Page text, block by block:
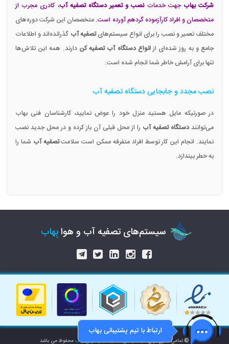
شرکت بهاب جهت خدماتنصب و تعمیر دستگاه تصفیه آب، کادری مجرب از
متخصصان و افراد کارآزموده گردهم آورده است.متخصصان این شرکت دوره‌های
مختلف تعمیر و نصب را برای انواع سیستم‌هایتصفیه آب گذرانده‌اند و اطلاعات
جامع و به روز شده‌ای ازانواع دستگاه آب تصفیه کن دارند. همه این تلاش‌ها
تنها برای آرامش خاطر شما انجام شده است.
نصب مجدد و جابجایی دستگاه تصفیه آب
در صورتیکه مایل هستید منزل خود را عوض نمایید، کارشناسان فنی بهاب
می‌تواننددستگاه تصفیه آب را از محل قبلی آن باز کرده و در محل جدید نصب
نمایند. انجام این کار توسط افراد متفرقه ممکن است سلامتتصفیه آب شما را
به خطر بیندازد.
سیستم‌های تصفیه آب و هوابِهاب
©تمامی حقوق برایسیستم‌های تصفیه آب و هوای بهابمحفوظ می باشد
ارتباط با تیم پشتیبانی بهاب